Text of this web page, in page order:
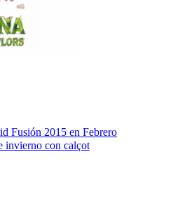
Fusión 2015 en Febrero
invierno con calçot